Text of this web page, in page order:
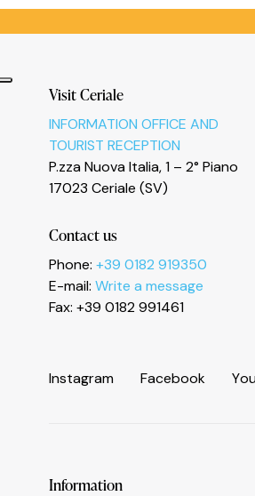
Visit Ceriale
INFORMATION OFFICE AND
TOURIST RECEPTION
P.zza Nuova Italia, 1 – 2° Piano
17023 Ceriale (SV)
Contact us
Phone: +39 0182 919350
E-mail: Write a message
Fax: +39 0182 991461
Instagram Facebook Yo
Information